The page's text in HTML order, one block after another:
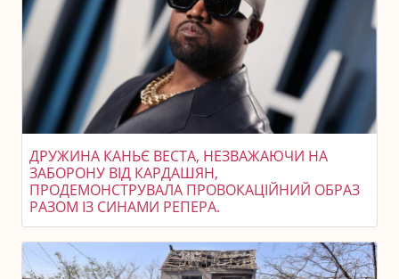
ДРУЖИНА КАНЬЄ ВЕСТА, НЕЗВАЖАЮЧИ НА
ЗАБОРОНУ ВІД КАРДАШЯН,
ПРОДЕМОНСТРУВАЛА ПРОВОКАЦІЙНИЙ ОБРАЗ
РАЗОМ ІЗ СИНАМИ РЕПЕРА.